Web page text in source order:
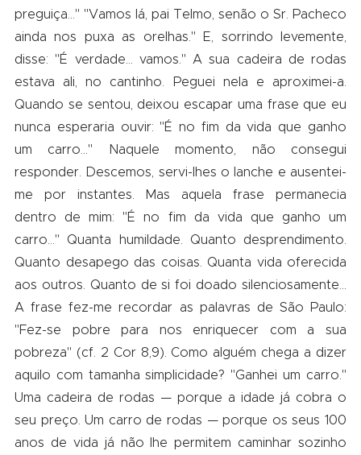
preguiça…" "Vamos lá, pai Telmo, senão o Sr. Pacheco
ainda nos puxa as orelhas." E, sorrindo levemente,
disse: "É verdade… vamos." A sua cadeira de rodas
estava ali, no cantinho. Peguei nela e aproximei-a.
Quando se sentou, deixou escapar uma frase que eu
nunca esperaria ouvir: "É no fim da vida que ganho
um carro…" Naquele momento, não consegui
responder. Descemos, servi-lhes o lanche e ausentei-
me por instantes. Mas aquela frase permanecia
dentro de mim: "É no fim da vida que ganho um
carro…" Quanta humildade. Quanto desprendimento.
Quanto desapego das coisas. Quanta vida oferecida
aos outros. Quanto de si foi doado silenciosamente…
A frase fez-me recordar as palavras de São Paulo:
"Fez-se pobre para nos enriquecer com a sua
pobreza" (cf. 2 Cor 8,9). Como alguém chega a dizer
aquilo com tamanha simplicidade? "Ganhei um carro."
Uma cadeira de rodas — porque a idade já cobra o
seu preço. Um carro de rodas — porque os seus 100
anos de vida já não lhe permitem caminhar sozinho